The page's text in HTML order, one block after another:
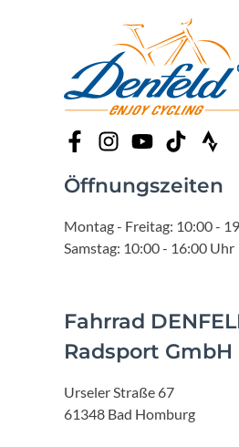
Öffnungszeiten
Montag - Freitag: 10:00 -
Samstag: 10:00 - 16:00 Uhr
Fahrrad
Radsport GmbH
Urseler Straße 67
61348 Bad Homburg